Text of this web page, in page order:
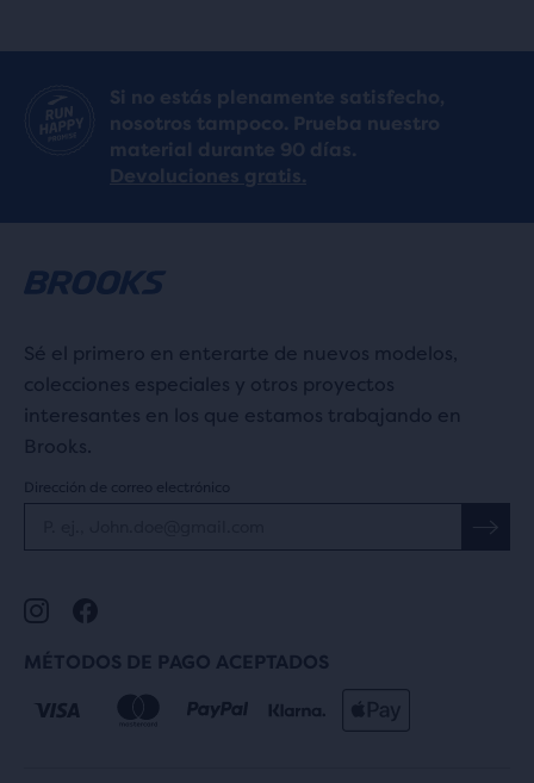
Si no estás plenamente satisfecho,
nosotros tampoco. Prueba nuestro
material durante 90 días.
Devoluciones gratis.
Sé el primero en enterarte de nuevos modelos,
colecciones especiales y otros proyectos
interesantes en los que estamos trabajando en
Brooks.
Dirección de correo electrónico
MÉTODOS DE PAGO ACEPTADOS